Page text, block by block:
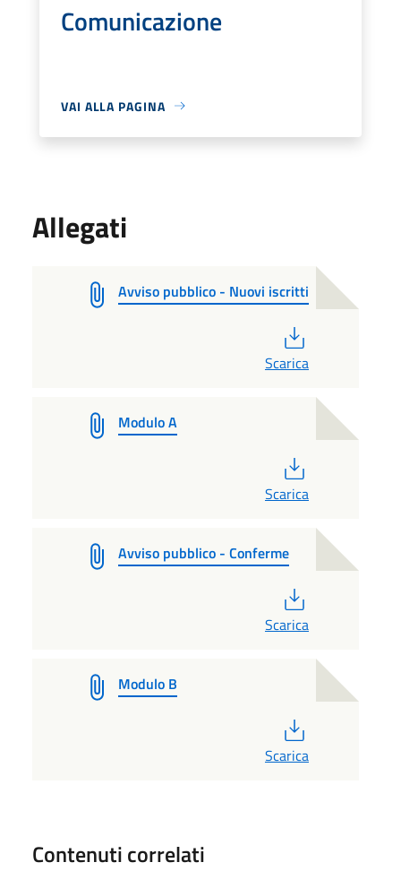
Comunicazione
VAI ALLA PAGINA
Allegati
Avviso pubblico - Nuovi iscritti
Scarica
Modulo A
Scarica
Avviso pubblico - Conferme
Scarica
Modulo B
Scarica
Contenuti correlati